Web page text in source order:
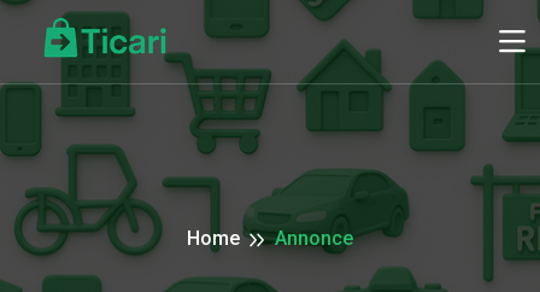
Home Annonce